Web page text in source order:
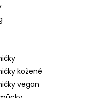
kožené
vegan
ČERNÁ